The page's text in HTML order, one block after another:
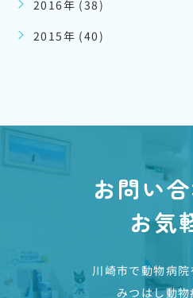
2016年 (38)
2015年 (40)
お問い
お気
川崎市で動物病院
みつはし動